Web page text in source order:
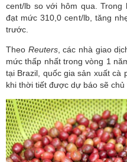
cent/lb so với hôm qua. Trong
đạt mức 310,0 cent/lb, tăng
trước.
Theo Reuters, các nhà giao
mức thấp nhất trong vòng 1
tại Brazil, quốc gia sản xuất cà
khi thời tiết được dự báo sẽ